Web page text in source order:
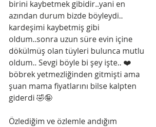
birini kaybetmek gibidir..yani en
azından durum bizde böyleydi..
kardeşimi kaybetmiş gibi
oldum..sonra uzun süre evin içine
dökülmüş olan tüyleri bulunca mutlu
oldum.. Sevgi böyle bi şey işte.. ❤️
böbrek yetmezliğinden gitmişti ama
şuan mama fiyatlarını bilse kalpten
giderdi 🤣🤪
Özlediğim ve özlemle andığım